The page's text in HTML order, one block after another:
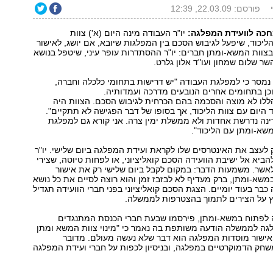
פורסם: 22.03.09, 12:39
לוועידת המפלגה: יו"ר העבודה מינה היום (א') צוות
שיפעל לגיבוש הסכם בין המפלגות שיובא, אם יושג, לאישור
המשא-ומתן חברים: יו"ר ההסתדרות עופר עיני, שיטפל בנושא
שלום שמחון ועו"ד אלון גלרט.
כי למפלגת העבודה "יש דרישות בתחומי כלכלה וחברה,
וכן בתחומים אחרים הנובעים מדרכה ועמדותיה.
לא מוצה והסכמה בהם הכרחית לגיבוש הסכם. הצוות היה
היום עם צוות הליכוד, אך בסופו של דבר הפגישה לא תתקיים".
נדרשת אחדות ולא ממשלת ימין צרה. אני קורא גם למפלגת
ומתן עם הליכוד".
לעצב את האינטרסים שלו לקראת ועידת המפלגה ביום שלישי. יו"ר
אל ישיבת הוועידה הסכם קואליציוני, או לפחות טיוטה, שצירי
לאשר. משמעות הדבר: במקום לקבל ביום שלישי רק את אישור
ומתן, ברק מעדיף לא לבזבז זמן והוא רוצה לסיים את כל נושא
בעוד יומיים. הצגת הסכם קואליציוני בפני חברי הוועידה תגדיל
הצירים לתמוך בהצטרפות לממשלה.
לפתוח במשא-ומתן, פירסמו שבעת חברי הכנסת המתנגדים
לממשלה הודעה משותפת בה נאמר כי "מינוי צוות המשא ומתן
אישור מוסדות המפלגה הוא דבר שלא נעשה מעולם. מדובר
הדמוקרטיים במפלגה, ובניסיון לכפות על חברי ועידת המפלגה